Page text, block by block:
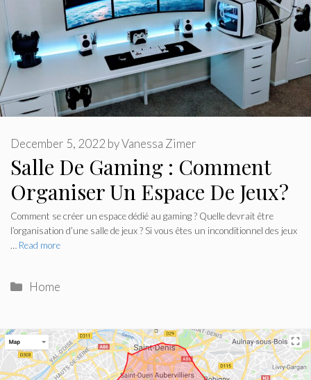
Salle De Gaming : Comment
Organiser Un Espace De Jeux?
December 5, 2022 byVanessa Zimer
Comment se créer un espace dédié au gaming ? Quelle devrait être
l’organisation d’une salle de jeux ? Si vous êtes un inconditionnel des jeux
… Read more
Categories
Home